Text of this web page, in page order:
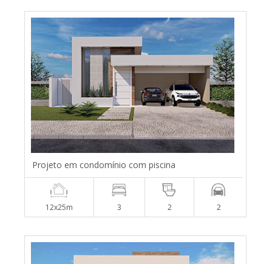
Projeto em condomínio com piscina
12x25m 3 2 2